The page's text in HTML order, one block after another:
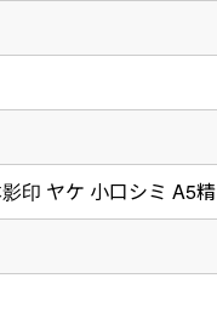
印 ヤケ 小口シミ A5精